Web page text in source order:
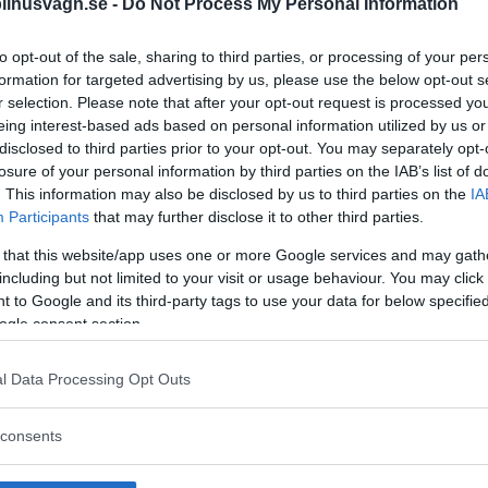
opt-out of the sale, sharing to third parties, or processing of your
for targeted advertising by us, please use the below opt-out
selection. Please note that after your opt-out request is processed
interest-based ads based on personal information utilized by us
to third parties prior to your opt-out. You may separately
of your personal information by third parties on the IAB’s list of
This information may also be disclosed by us to third parties on the
Participants that may further disclose it to other third parties.
that this website/app uses one or more Google services and may
but not limited to your visit or usage behaviour. You may
to Google and its third-party tags to use your data for below
consent section.
Data Processing Opt Outs
i rad. Det kan tyda på en bestående trend,
med cirka 10 procent jämfört med året innan.
av en Elmia-effekt. Antalet besökare på årets
nyregistreringarna kunde räknas i fyrsiffriga tal
minska. Från 173 under samma period förra året
Husvagnar lockar många gånger yngre familjer
lättnader regeringen nu föreslår för hushållen i